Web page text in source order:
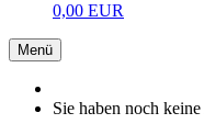
0,00 EUR
Menü
Sie haben noch